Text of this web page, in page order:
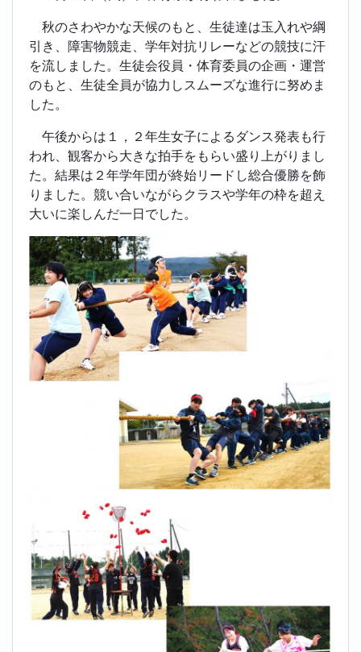
秋のさわやかな天候のもと、生徒達は玉入れや綱
引き、障害物競走、学年対抗リレーなどの競技に汗
を流しました。生徒会役員・体育委員の企画・運営
のもと、生徒全員が協力しスムーズな進行に努めま
した。
午後からは１，２年生女子によるダンス発表も行
われ、観客から大きな拍手をもらい盛り上がりまし
た。結果は２年学年団が終始リードし総合優勝を飾
りました。競い合いながらクラスや学年の枠を超え
大いに楽しんだ一日でした。